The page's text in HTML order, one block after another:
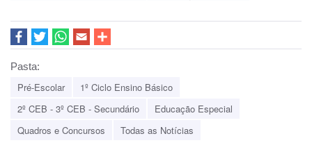
Pasta:
Pré-Escolar
1º Ciclo Ensino Básico
2º CEB - 3º CEB - Secundário
Educação Especial
Quadros e Concursos
Todas as Notícias